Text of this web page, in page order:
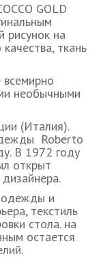
GOLD
рисунок на
ткань
необычными
(Италия).
Roberto
В 1972 году
открыт
и
текстиль
стола. на
остается